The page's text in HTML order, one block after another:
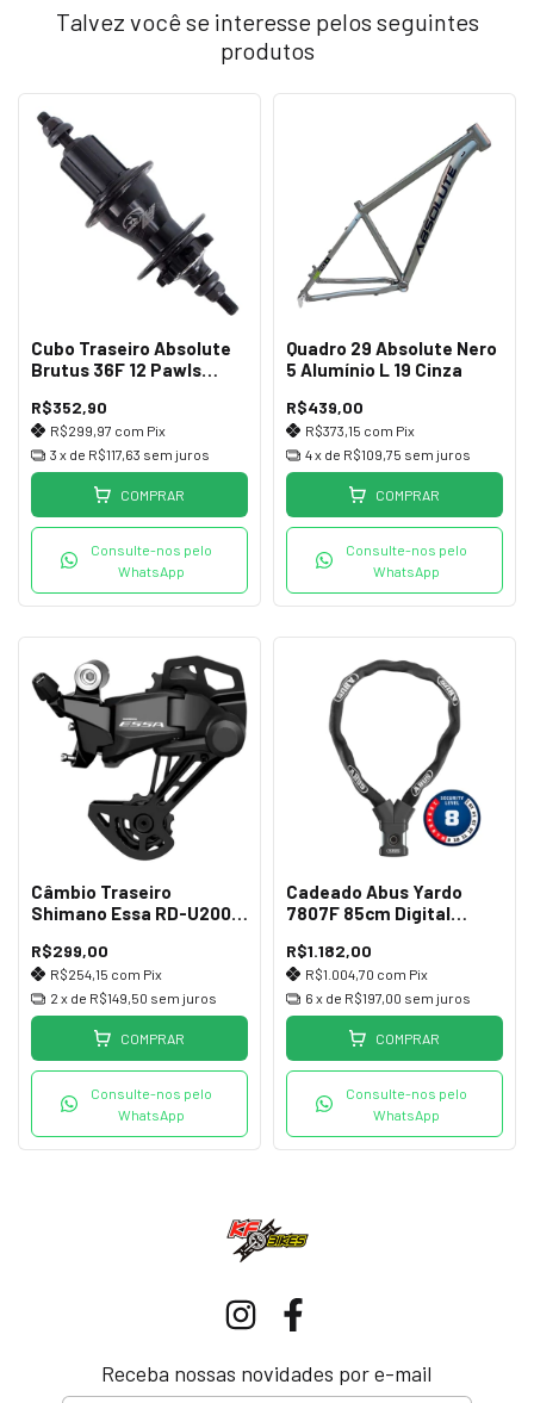
Talvez você se interesse pelos seguintes
produtos
Cubo Traseiro Absolute
Brutus 36F 12 Pawls
R$352,90
R$299,97 com Pix
3 x de R$117,63 sem juros
COMPRAR
Consulte-nos pelo
WhatsApp
Quadro 29 Absolute Nero
5 Alumínio L 19 Cinza
R$439,00
R$373,15 com Pix
4x de R$109,75 sem juros
COMPRAR
Consulte-nos pelo
WhatsApp
Câmbio Traseiro
Shimano Essa RD-U2000
R$299,00
R$254,15 com Pix
2 x de R$149,50 sem juros
COMPRAR
Consulte-nos pelo
WhatsApp
Cadeado Abus Yardo
7807F 85cm Digital
R$1.182,00
R$1.004,70 com Pix
6 x de R$197,00 sem juros
COMPRAR
Consulte-nos pelo
WhatsApp
Receba nossas novidades por e-mail